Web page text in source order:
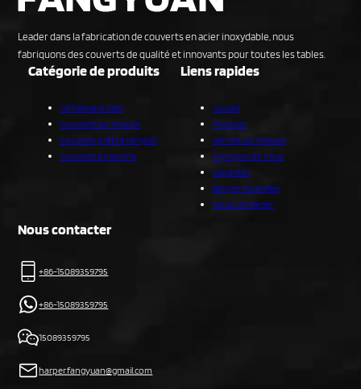
Leader dans la fabrication de couverts en acier inoxydable, nous
fabriquons des couverts de qualité et innovants pour toutes les tables.
Catégorie de produits
All Flatware Sets
Couverts sur mesure
Couverts prêts à l'emploi
Couverts à manche
Liens rapides
Accueil
Produits
Service sur mesure
À propos de nous
Capacités
Blog et nouvelles
Nous contacter
Nous contacter
+86-15089359795
+86-15089359795
15089359795
harper.fangyuan@gmail.com